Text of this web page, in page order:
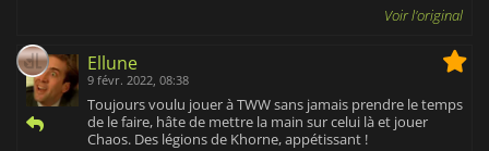
Voir l'original
Ellune
9 févr. 2022, 08:38
Toujours voulu jouer à TWW sans jamais prendre le temps
de le faire, hâte de mettre la main sur celui là et jouer
Chaos. Des légions de Khorne, appétissant !